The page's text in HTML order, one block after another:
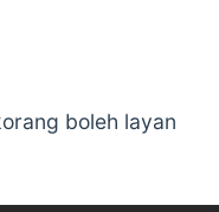
boleh layan